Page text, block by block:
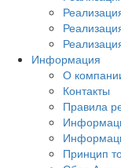
Информация
О
Контакты
Правила
Принцип